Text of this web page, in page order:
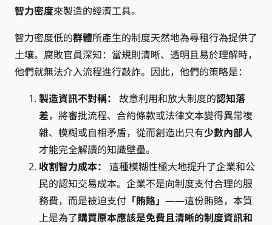
智力密度來製造的經濟工具。
智力密度低的群體所產生的制度天然地為尋租行為提供了
土壤。腐敗官員深知：當規則清晰、透明且易於理解時，
他們就無法介入流程進行敲詐。因此，他們的策略是：
製造資訊不對稱：
故意利用和放大制度的認知落
差，將審批流程、合約條款或法律文本變得異常複
雜、模糊或自相矛盾，從而創造出只有少數內部人
才能完全解讀的知識壁壘。
收割智力成本：
這種模糊性極大地提升了企業和公
民的認知交易成本。企業不是向制度支付合理的服
務費，而是被迫支付 「賄賂」 ——這份賄賂，本質
上是為了購買原本應該是免費且清晰的制度資訊和